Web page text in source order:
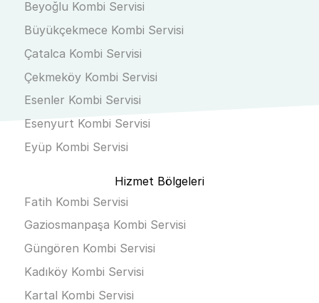
Beyoğlu Kombi Servisi
Büyükçekmece Kombi Servisi
Çatalca Kombi Servisi
Çekmeköy Kombi Servisi
Esenler Kombi Servisi
Esenyurt Kombi Servisi
Eyüp Kombi Servisi
Hizmet Bölgeleri
Fatih Kombi Servisi
Gaziosmanpaşa Kombi Servisi
Güngören Kombi Servisi
Kadıköy Kombi Servisi
Kartal Kombi Servisi